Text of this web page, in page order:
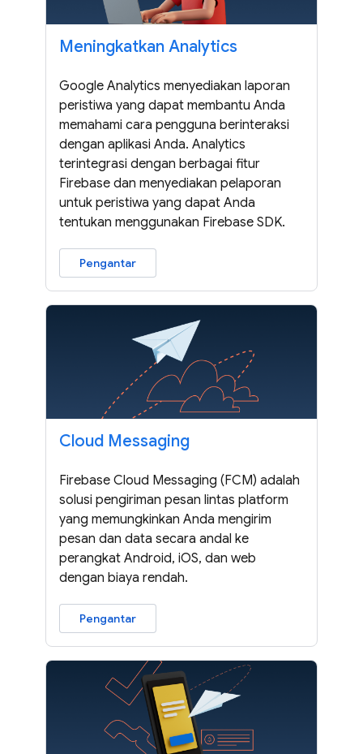
Meningkatkan Analytics
Google Analytics menyediakan laporan
peristiwa yang dapat membantu Anda
memahami cara pengguna berinteraksi
dengan aplikasi Anda. Analytics
terintegrasi dengan berbagai fitur
Firebase dan menyediakan pelaporan
untuk peristiwa yang dapat Anda
tentukan menggunakan Firebase SDK.
Pengantar
Cloud Messaging
Firebase Cloud Messaging (FCM) adalah
solusi pengiriman pesan lintas platform
yang memungkinkan Anda mengirim
pesan dan data secara andal ke
perangkat Android, iOS, dan web
dengan biaya rendah.
Pengantar